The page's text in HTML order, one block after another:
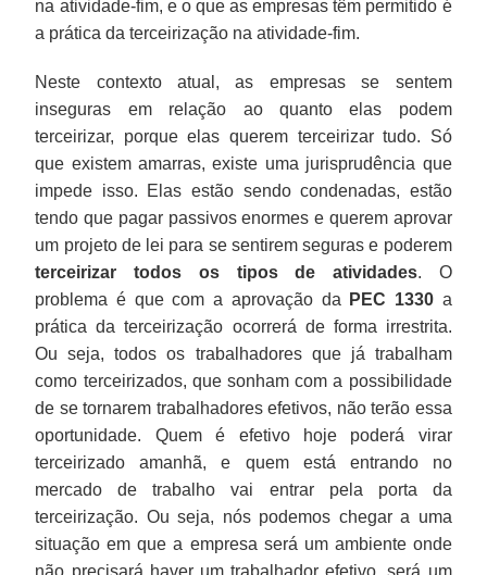
na atividade-fim, e o que as empresas têm permitido é
a prática da terceirização na atividade-fim.
Neste contexto atual, as empresas se sentem
inseguras em relação ao quanto elas podem
terceirizar, porque elas querem terceirizar tudo. Só
que existem amarras, existe uma jurisprudência que
impede isso. Elas estão sendo condenadas, estão
tendo que pagar passivos enormes e querem aprovar
um projeto de lei para se sentirem seguras e poderem
terceirizar todos os tipos de atividades. O
problema é que com a aprovação da
PEC 1330a
prática da terceirização ocorrerá de forma irrestrita.
Ou seja, todos os trabalhadores que já trabalham
como terceirizados, que sonham com a possibilidade
de se tornarem trabalhadores efetivos, não terão essa
oportunidade. Quem é efetivo hoje poderá virar
terceirizado amanhã, e quem está entrando no
mercado de trabalho vai entrar pela porta da
terceirização. Ou seja, nós podemos chegar a uma
situação em que a empresa será um ambiente onde
não precisará haver um trabalhador efetivo, será um